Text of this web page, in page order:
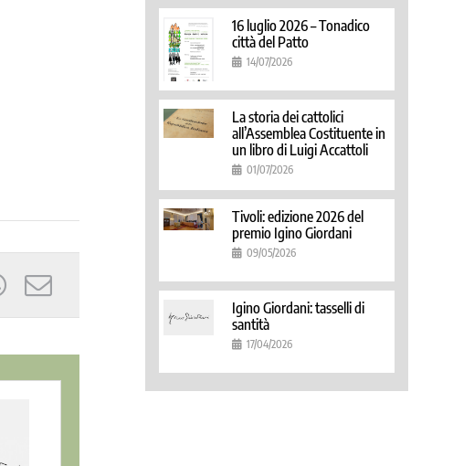
16 luglio 2026 – Tonadico
città del Patto
14/07/2026
La storia dei cattolici
all’Assemblea Costituente in
un libro di Luigi Accattoli
01/07/2026
Tivoli: edizione 2026 del
premio Igino Giordani
09/05/2026
Igino Giordani: tasselli di
santità
17/04/2026